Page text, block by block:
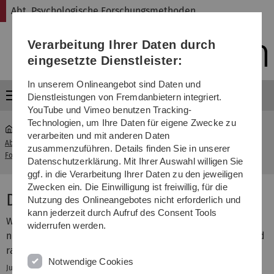
Direkt
Direkt
Direkt
(Sprache,
Drucken,
Media)
Direkt
Direkt
Abt. Psychologische Forschungsmethoden
Menü
Abt. Psychologische
Forschungsmethoden
...
Dölle-Cluster
We maintain a high-performance computer cluster for
numeric simulation. With its 1.8 TFlop/s, the system would
rank 5th in the
June 2001).
Verarbeitung Ihrer Daten durch
eingesetzte Dienstleister:
In unserem Onlineangebot sind Daten und
Dienstleistungen von Fremdanbietern integriert.
YouTube und Vimeo benutzen Tracking-
Technologien, um Ihre Daten für eigene Zwecke zu
verarbeiten und mit anderen Daten
zusammenzuführen. Details finden Sie in unserer
Datenschutzerklärung. Mit Ihrer Auswahl willigen Sie
ggf. in die Verarbeitung Ihrer Daten zu den jeweiligen
Zwecken ein. Die Einwilligung ist freiwillig, für die
Nutzung des Onlineangebotes nicht erforderlich und
kann jederzeit durch Aufruf des Consent Tools
widerrufen werden.
Notwendige Cookies